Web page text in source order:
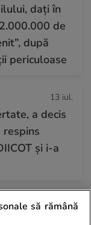
dați în
de
după
periculoase
13 iul.
a decis
respins
și i-a
să rămână